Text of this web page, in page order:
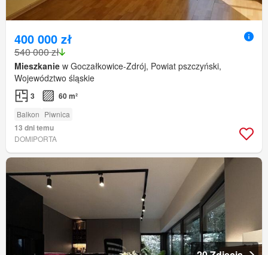
400 000 zł
540 000 zł
Mieszkanie w Goczałkowice-Zdrój, Powiat pszczyński,
Województwo śląskie
3 60 m²
Balkon Piwnica
13 dni temu
DOMIPORTA